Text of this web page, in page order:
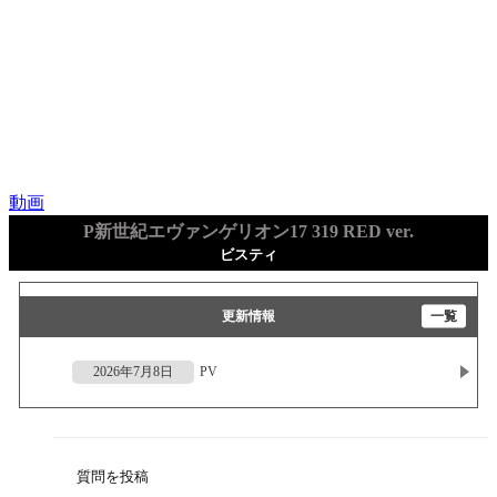
動画
P新世紀エヴァンゲリオン17 319 RED ver.
ビスティ
更新情報 一覧
2026年7月8日 PV
質問を投稿